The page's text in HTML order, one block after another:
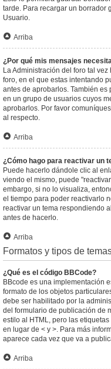
tarde. Para recargar un borrador
Usuario.
Arriba
¿Por qué mis mensajes
La Administración del foro tal
foro, en el que estas intentando
antes de aprobarlos. También
en un grupo de usuarios cuyos
aprobarlos. Por favor
al respecto.
Arriba
¿Cómo hago para reactivar un
Puede hacerlo dándole clic al
viendo el mismo, puede
embargo, si no lo visualiza,
el tiempo para poder reactivarlo
reactivar un tema respondiendo
antes de hacerlo.
Arriba
Formatos y tipos de
¿Qué es el código BBCode?
BBcode es una implementación
formato de los objetos
debe ser habilitado por la
del formulario de publicación de
estilo al HTML, pero las
en lugar de < y >. Para más
aparece cada vez que va a
Arriba